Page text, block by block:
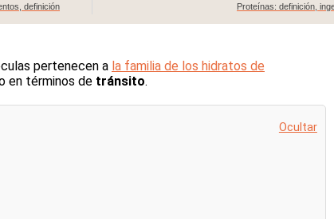
definición Proteínas: definición,
pertenecen a la familia de los hidratos de
en términos de tránsito.
Ocultar